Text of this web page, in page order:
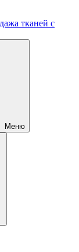
тканей с
Меню